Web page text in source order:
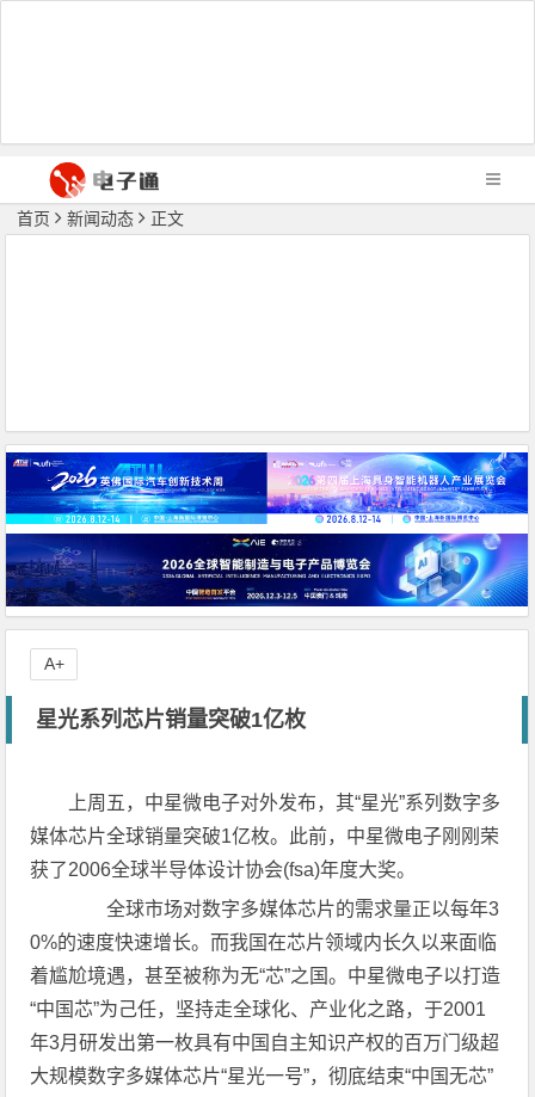
首页 新闻动态 正文
星光系列芯片销量突破1亿枚
上周五，中星微电子对外发布，其“星光”系列数字多
媒体芯片全球销量突破1亿枚。此前，中星微电子刚刚荣
获了2006全球半导体设计协会(fsa)年度大奖。
全球市场对数字多媒体芯片的需求量正以每年3
0%的速度快速增长。而我国在芯片领域内长久以来面临
着尴尬境遇，甚至被称为无“芯”之国。中星微电子以打造
“中国芯”为己任，坚持走全球化、产业化之路，于2001
年3月研发出第一枚具有中国自主知识产权的百万门级超
大规模数字多媒体芯片“星光一号”，彻底结束“中国无芯”
A+